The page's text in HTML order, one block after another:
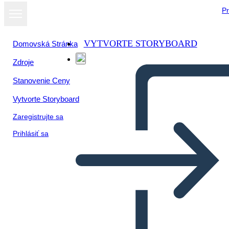
Domovská Stránka
Zdroje
Stanovenie Ceny
Vytvorte Storyboard
Zaregistrujte sa
Prihlásiť sa
VYTVORTE STORYBOARD